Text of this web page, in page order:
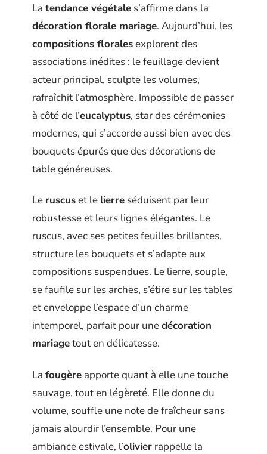
La tendance végétale s’affirme dans la
décoration florale mariage. Aujourd’hui, les
compositions floralesexplorent des
associations inédites : le feuillage devient
acteur principal, sculpte les volumes,
rafraîchit l’atmosphère. Impossible de passer
à côté de l’eucalyptus, star des cérémonies
modernes, qui s’accorde aussi bien avec des
bouquets épurés que des décorations de
table généreuses.
Le ruscuset le lierre séduisent par leur
robustesse et leurs lignes élégantes. Le
ruscus, avec ses petites feuilles brillantes,
structure les bouquets et s’adapte aux
compositions suspendues. Le lierre, souple,
se faufile sur les arches, s’étire sur les tables
et enveloppe l’espace d’un charme
intemporel, parfait pour unedécoration
mariagetout en délicatesse.
La fougère apporte quant à elle une touche
sauvage, tout en légèreté. Elle donne du
volume, souffle une note de fraîcheur sans
jamais alourdir l’ensemble. Pour une
ambiance estivale, l’olivier rappelle la